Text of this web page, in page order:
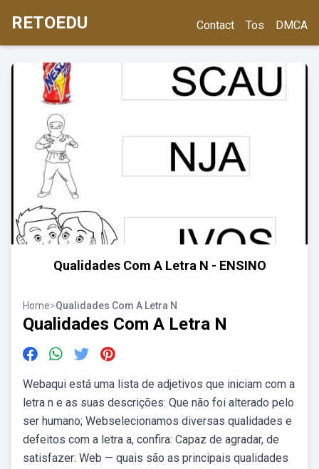
RETOEDU Contact Tos DMCA
Qualidades Com A Letra N - ENSINO
Home>Qualidades Com A Letra N
Qualidades Com A Letra N
Webaqui está uma lista de adjetivos que iniciam com a
letra n e as suas descrições: Que não foi alterado pelo
ser humano; Webselecionamos diversas qualidades e
defeitos com a letra a, confira: Capaz de agradar, de
satisfazer: Web — quais são as principais qualidades